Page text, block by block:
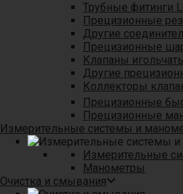
Трубные фитинги
Прецизионные
Другие
Прецизионные
Клапаны
Другие
Коллекторы
Прецизионные
Прецизионные
Измерительные системы и
Измерительные
Манометры
Очистка и смывания